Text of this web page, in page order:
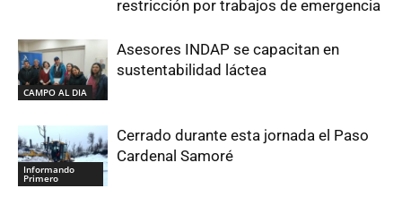
restricción por trabajos de emergencia
CAMPO AL DIA
Asesores INDAP se capacitan en
sustentabilidad láctea
Informando
Primero
Cerrado durante esta jornada el Paso
Cardenal Samoré